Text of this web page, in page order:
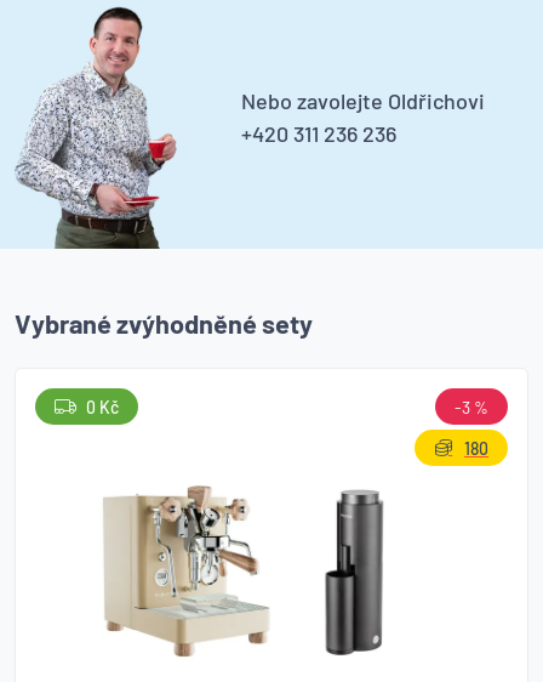
Nebo zavolejte Oldřichovi
+420 311 236 236
Vybrané zvýhodněné sety
0 Kč
-3 %
180